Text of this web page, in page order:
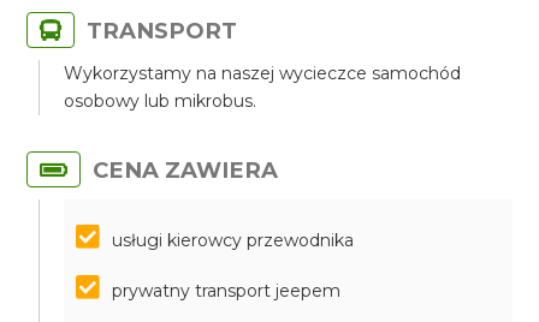
TRANSPORT
Wykorzystamy na naszej wycieczce samochód
osobowy lub mikrobus.
CENA ZAWIERA
usługi kierowcy przewodnika
prywatny transport jeepem